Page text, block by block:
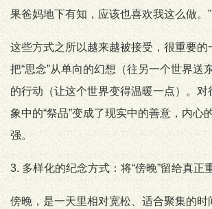
果爸妈地下有知，应该也喜欢我这么做。”
这些方式之所以越来越被接受，很重要的
把“思念”从单向的幻想（往另一个世界送
的行动（让这个世界变得温暖一点）。对
象中的“祭品”变成了现实中的善意，内心
强。
3. 多样化的纪念方式：将“傍晚”留给真正
傍晚，是一天里相对宽松、适合聚集的时